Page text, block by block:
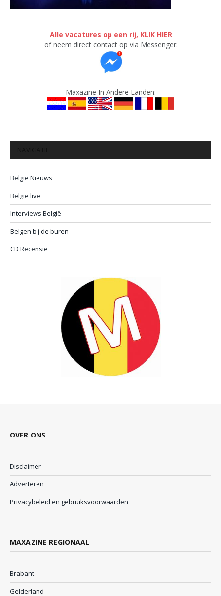
Alle vacatures op een rij, KLIK HIER
of neem direct contact op via Messenger:
Maxazine In Andere Landen:
België Nieuws
België live
Interviews België
Belgen bij de buren
CD Recensie
OVER ONS
Disclaimer
Adverteren
Privacybeleid en gebruiksvoorwaarden
MAXAZINE REGIONAAL
Brabant
Gelderland